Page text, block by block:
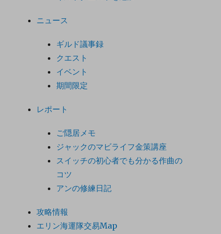
ニュース
ギルド議事録
クエスト
イベント
期間限定
レポート
ご隠居メモ
ジャックのマビライフ金策講座
スイッチの初心者でも分かる作曲の
コツ
アンの修練日記
攻略情報
エリン海運隊交易Map